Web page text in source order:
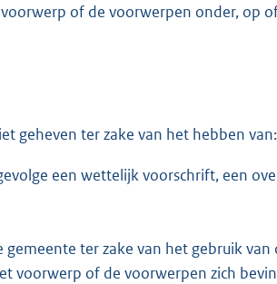
of de voorwerpen onder, op
geheven ter zake van het hebben van:
een wettelijk voorschrift, een
ter zake van het gebruik
voorwerp of de voorwerpen zich